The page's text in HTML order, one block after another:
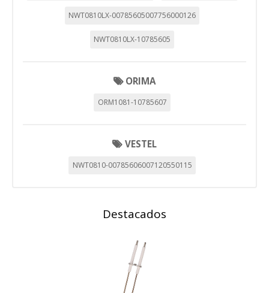
NWT0810LX-00785605007756000126
NWT0810LX-10785605
ORIMA
ORM1081-10785607
VESTEL
NWT0810-00785606007120550115
Destacados
dispositivo de Internet.
_evAd, _evCoupon, _evSubscription, _evPromt
Puedes volver a configurar tus cookies desde la sección
"Configuración de cookies" al pie de la página. También puedes